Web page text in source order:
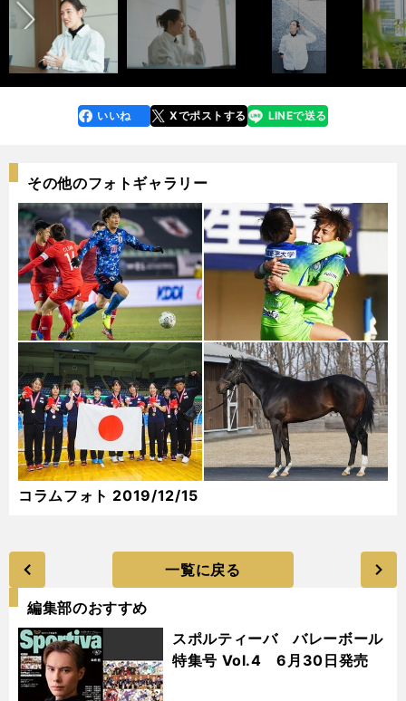
faceboo
k
いいね Xでポストする
line LINEで送る
その他のフォトギャラリー
コラムフォト 2019/12/15
一覧に戻る
編集部のおすすめ
スポルティーバ バレーボール
特集号 Vol.4 6月30日発売